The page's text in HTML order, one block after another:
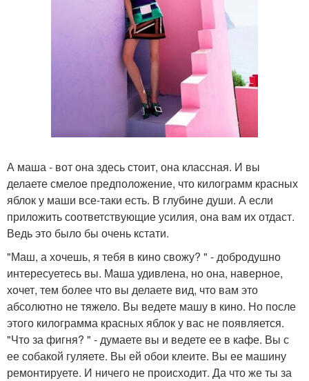
А маша - вот она здесь стоит, она классная. И вы
делаете смелое предположение, что килограмм красных
яблок у маши все-таки есть. В глубине души. А если
приложить соответствующие усилия, она вам их отдаст.
Ведь это было бы очень кстати.
"Маш, а хочешь, я тебя в кино свожу? " - добродушно
интересуетесь вы. Маша удивлена, но она, наверное,
хочет, тем более что вы делаете вид, что вам это
абсолютно не тяжело. Вы ведете машу в кино. Но после
этого килограмма красных яблок у вас не появляется.
"Что за фигня? " - думаете вы и ведете ее в кафе. Вы с
ее собакой гуляете. Вы ей обои клеите. Вы ее машину
ремонтируете. И ничего не происходит. Да что же ты за